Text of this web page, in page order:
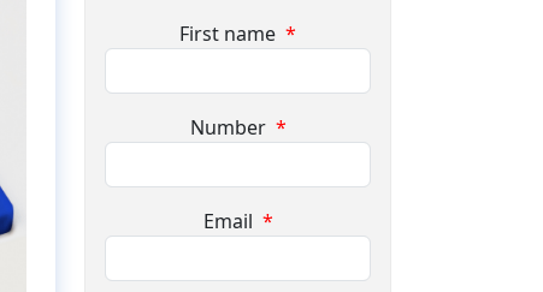
First name *
Number *
Email *